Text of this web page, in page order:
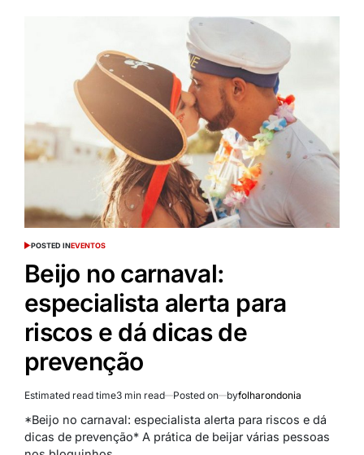
POSTED INEVENTOS
Beijo no carnaval:
especialista alerta para
riscos e dá dicas de
prevenção
Estimated read time3 min read Posted on byfolharondonia
*Beijo no carnaval: especialista alerta para riscos e dá
dicas de prevenção* A prática de beijar várias pessoas